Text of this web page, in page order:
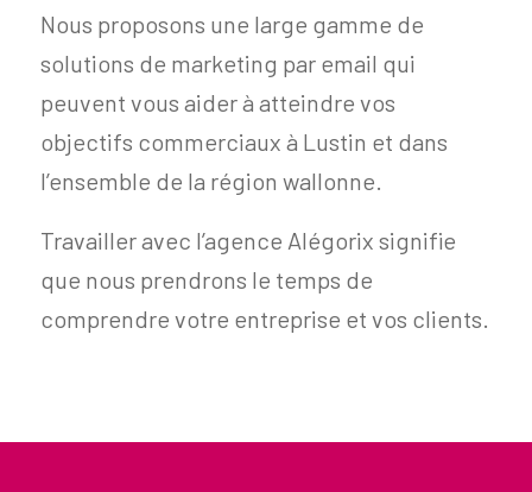
Nous proposons une large gamme de
solutions de marketing par email qui
peuvent vous aider à atteindre vos
objectifs commerciaux à Lustin et dans
l’ensemble de la région wallonne.
Travailler avec l’agence Alégorix signifie
que nous prendrons le temps de
comprendre votre entreprise et vos clients.